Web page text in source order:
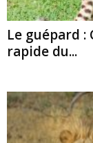
Le guépard
rapide du...